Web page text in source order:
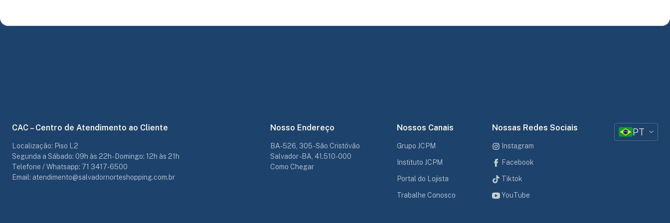
CAC – Centro de Atendimento ao Cliente
Localização: Piso L2
Segunda a Sábado: 09h às 22h - Domingo: 12h às 21h
Telefone / Whatsapp: 71 3417-6500
Email: atendimento@salvadornorteshopping.com.br
Nosso Endereço
BA-526, 305 - São Cristóvão
Salvador - BA, 41.510-000
Como Chegar
Nossos Canais
Grupo JCPM
Instituto JCPM
Portal do Lojista
Trabalhe Conosco
Nossas Redes Sociais
Instagram
Facebook
Tiktok
YouTube
PT